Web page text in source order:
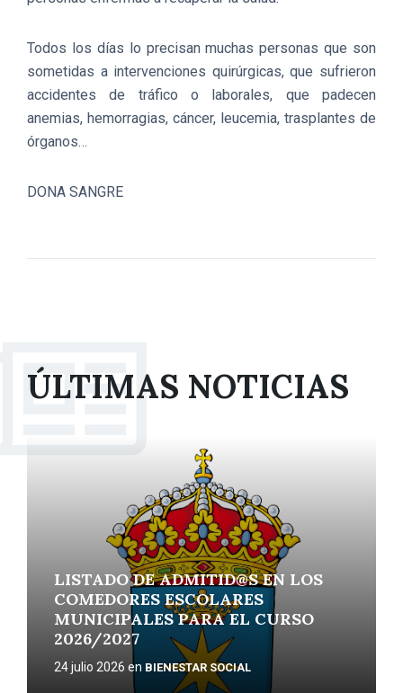
Todos los días lo precisan muchas personas que son
sometidas a intervenciones quirúrgicas, que sufrieron
accidentes de tráfico o laborales, que padecen
anemias, hemorragias, cáncer, leucemia, trasplantes de
órganos…
DONA SANGRE
ÚLTIMAS NOTICIAS
LISTADO DE ADMITID@S EN LOS
COMEDORES ESCOLARES
MUNICIPALES PARA EL CURSO
2026/2027
24 julio 2026 en BIENESTAR SOCIAL